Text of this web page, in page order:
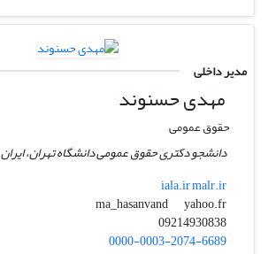
مدیر داخلی
مهدی حسنوند
حقوق عمومی
دانشجو دکتری حقوق عمومی دانشگاه تهران، ایران
iala.ir malr.ir
ma_hasanvand
yahoo.fr
09214930838
0000-0003-2074-6689